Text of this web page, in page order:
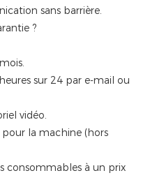
sans barrière.
?
sur 24 par e-mail ou
vidéo.
la machine (hors
consommables à un prix